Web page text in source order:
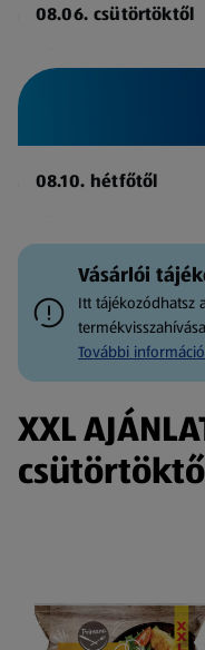
08.06. csütörtöktől
08.10. hétfőtől
Vásárlói
Itt tájékozódhatsz
További
XXL